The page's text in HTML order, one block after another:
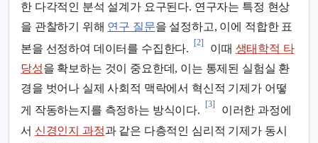
한 다각적인 분석 설계가 요구된다. 연구자는 특정 현상
을 관찰하기 위해 연구 질문을 설정하고, 이에 적합한 표
본을 선정하여 데이터를 수집한다.
[2]
이때 생태학적 타
당성을 확보하는 것이 중요한데, 이는 통제된 실험실 환
경을 벗어나 실제 사회적 맥락에서 혁신적 기제가 어떻
게 작동하는지를 측정하는 방식이다.
[3]
이러한 과정에
서 신경인지 과정과 같은 다층적인 심리적 기제가 동시